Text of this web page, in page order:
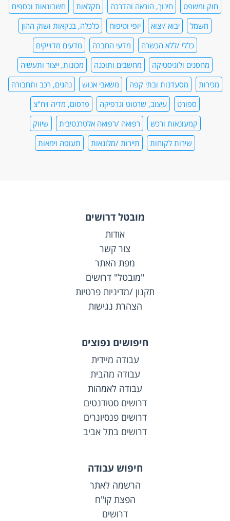
חוק ומשפט
חינוך, הוראה והדרכה חקלאות
חשבונאות וכספים
חשמל
יבוא /יצוא יופי וטיפוח
כלכלה, בנקאות ושוק ההון
כללי /ללא הכשרה
מדעי החברה
מדעים מדוייקים
מחסנים ולוגיסטיקה
מחשבים ותוכנה
מכונות, ייצור ותעשיה
מכירות
מסעדנות ובתי קפה משאבי אנוש
נהגים, רכב ותחבורה
ספורט
עיצוב, שרטוט וגרפיקה
פרסום, מדיה ויח"צ
קמעונאות ורכש
רפואה /רפואה אלטרנטיבית
שיווק
שירות לקוחות
תיירות /מלונאות תעופה וימאות
מובטל דרושים
אודות
צור קשר
מפת האתר
"מובטל" דרושים
תקנון /מדיניות פרטיות
הצהרת נגישות
חיפושים נפוצים
עבודה מיידית
עבודה מהבית
עבודה לאמהות
דרושים סטודנטים
דרושים פנסיונרים
דרושים בתל אביב
חיפוש עבודה
הרשמה לאתר
הפצת קו"ח
דרושים